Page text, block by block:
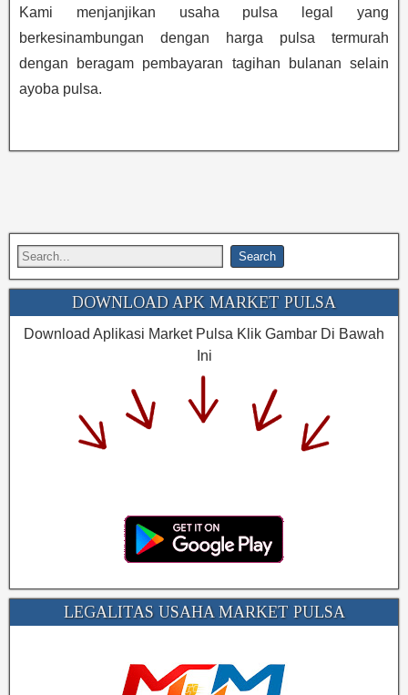
Kami menjanjikan usaha pulsa legal yang
berkesinambungan dengan harga pulsa termurah
dengan beragam pembayaran tagihan bulanan selain
ayoba pulsa.
DOWNLOAD APK MARKET PULSA
Download Aplikasi Market Pulsa Klik Gambar Di Bawah
Ini
LEGALITAS USAHA MARKET PULSA